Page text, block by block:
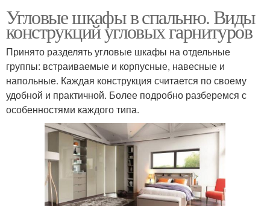
Угловые шкафы в спальню. Виды
конструкций угловых гарнитуров
Принято разделять угловые шкафы на отдельные
группы: встраиваемые и корпусные, навесные и
напольные. Каждая конструкция считается по своему
удобной и практичной. Более подробно разберемся с
особенностями каждого типа.